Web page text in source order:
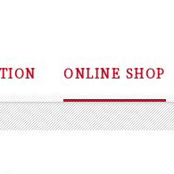
ONLINE SHOP